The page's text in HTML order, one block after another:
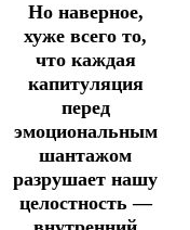
Но наверное,
хуже всего то,
что каждая
капитуляция
перед
эмоциональным
шантажом
разрушает нашу
целостность —